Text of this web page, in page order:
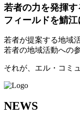
若者の力を発揮す
フィールドを鯖江
若者が提案する地域
若者の地域活動への
それが、エル・コミ
NEWS